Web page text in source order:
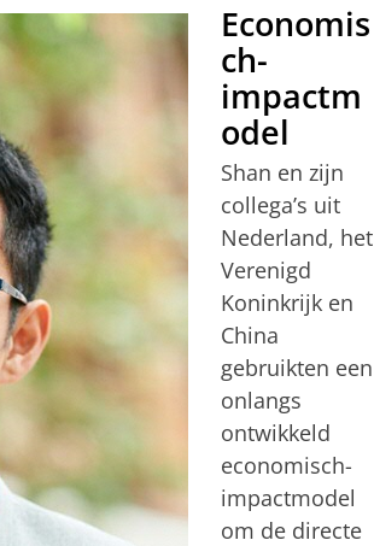
Economis
ch-
impactm
odel
Shan en zijn
collega’s uit
Nederland, het
Verenigd
Koninkrijk en
China
gebruikten een
onlangs
ontwikkeld
economisch-
impactmodel
om de directe